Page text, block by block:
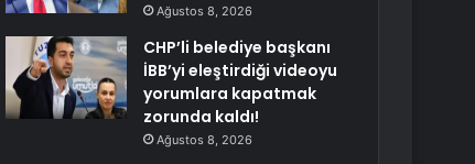
Ağustos 8, 2026
CHP’li belediye başkanı
İBB’yi eleştirdiği videoyu
yorumlara kapatmak
zorunda kaldı!
Ağustos 8, 2026